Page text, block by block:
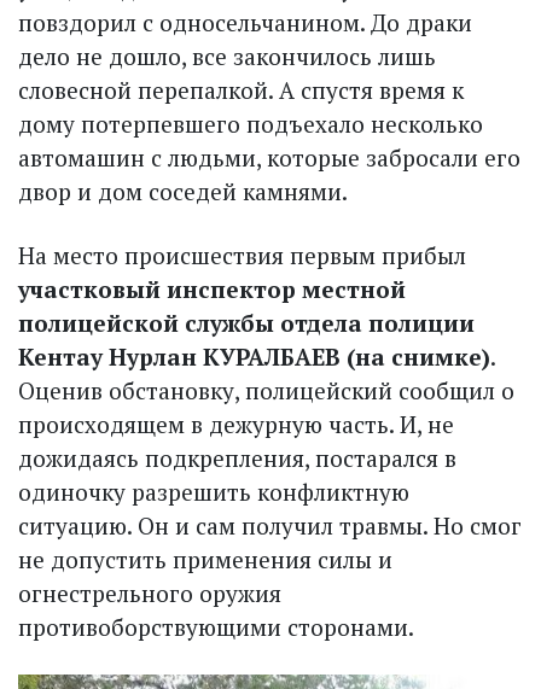
повздорил с односельчанином. До драки
дело не дошло, все закончилось лишь
словесной перепалкой. А спустя время к
дому потерпевшего подъехало несколько
автомашин с людьми, которые забросали его
двор и дом соседей камнями.
На место происшествия первым прибыл
участковый инспектор местной
полицейской службы отдела полиции
Кентау Нурлан КУРАЛБАЕВ (на снимке).
Оценив обстановку, полицейский сообщил о
происходящем в дежурную часть. И, не
дожидаясь подкрепления, постарался в
одиночку разрешить конфликтную
ситуацию. Он и сам получил травмы. Но смог
не допустить применения силы и
огнестрельного оружия
противоборствующими сторонами.